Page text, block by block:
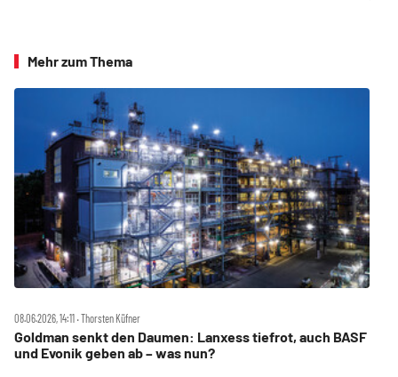
Mehr zum Thema
08.06.2026, 14:11 ‧ Thorsten Küfner
Goldman senkt den Daumen: Lanxess tiefrot, auch BASF
und Evonik geben ab – was nun?